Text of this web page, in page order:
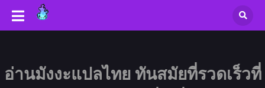
อ่านมังงะแปลไทย ทันสมัยที่รวดเร็วที่